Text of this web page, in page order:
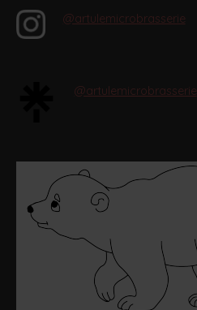
@artulemicrobrasserie
@artulemicrobrasserie